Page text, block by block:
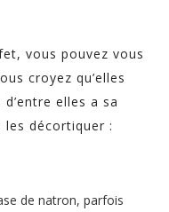
vous pouvez vous
croyez qu’elles
elles a sa
décortiquer :
de natron, parfois